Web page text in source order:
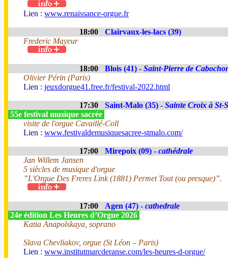
Lien : www.renaissance-orgue.fr
18:00
Clairvaux-les-lacs (39)
Frederic Mayeur
18:00 Blois (41) - Saint-Pierre de
Olivier Périn (Paris)
Lien : jeuxdorgue41.free.fr/festival-2022.html
17:30 Saint-Malo (35) - Sainte Croix à St-
55e festival musique sacrée
visite de l'orgue Cavaillé-Coll
Lien : www.festivaldemusiquesacree-stmalo.com/
17:00 Mirepoix (09) - cathédrale
Jan Willem Jansen
5 siècles de musique d'orgue
”L'Orgue Des Freres Link (1881) Permet Tout (ou presque)”.
17:00 Agen (47) - cathedrale
24e édition Les Heures d’Orgue 2026
Katia Anapolskaya, soprano
Slava Chevliakov, orgue (St Léon – Paris)
Lien : www.institutmarcderanse.com/les-heures-d-orgue/